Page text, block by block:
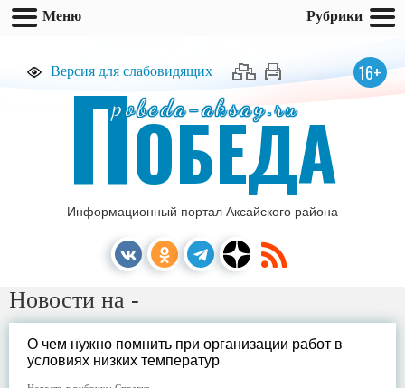
Версия для слабовидящих 16+
pobeda-aksay.ru
ПОБЕДА
Информационный портал Аксайского района
Новости на -
О чем нужно помнить при организации работ в
условиях низких температур
Меню Рубрики